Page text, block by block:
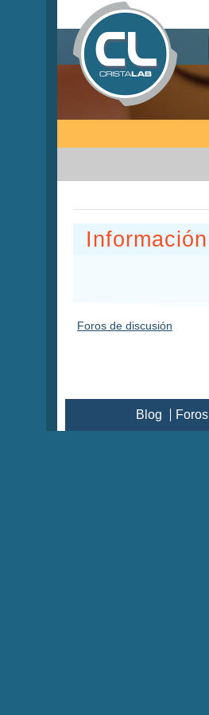
Información
Foros de discusión
Blog Foros